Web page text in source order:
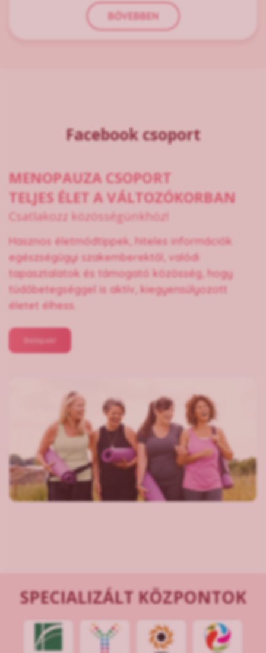
BŐVEBBEN
Facebook csoport
MENOPAUZA CSOPORT
TELJES ÉLET A VÁLTOZÓKORBAN
Csatlakozz közösségünkhöz!
Hasznos életmódtippek, hiteles információk
egészségügyi szakemberektől, valódi
tapasztalatok és támogató közösség, hogy
tüdőbetegséggel is aktív, kiegyensúlyozott
életet élhess.
Belépek!
SPECIALIZÁLT KÖZPONTOK